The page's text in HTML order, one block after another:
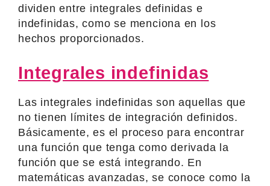
dividen entre integrales definidas e
indefinidas, como se menciona en los
hechos proporcionados.
Integrales indefinidas
Las integrales indefinidas son aquellas que
no tienen límites de integración definidos.
Básicamente, es el proceso para encontrar
una función que tenga como derivada la
función que se está integrando. En
matemáticas avanzadas, se conoce como la